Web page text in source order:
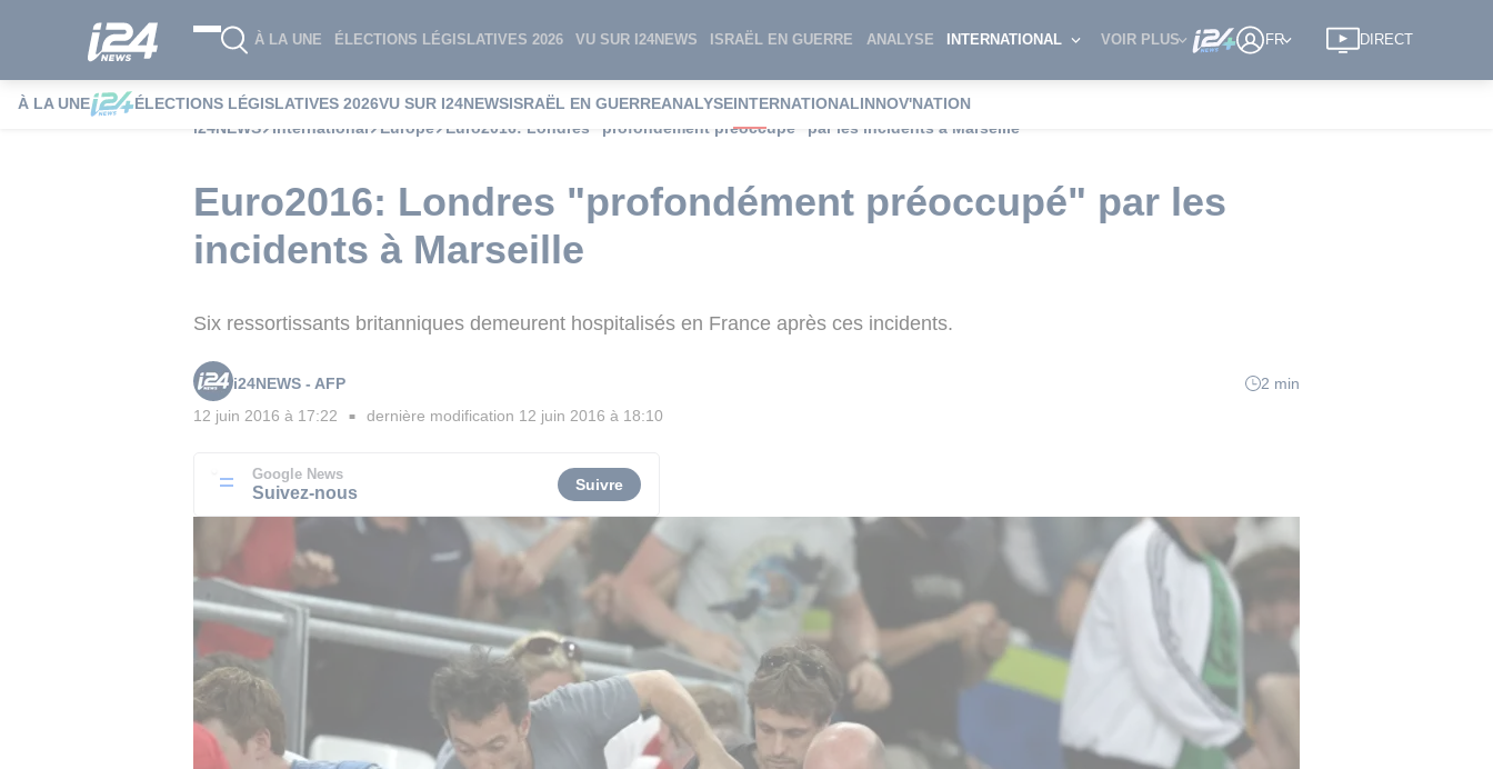
À LA UNE ÉLECTIONS LÉGISLATIVES 2026 VU SUR I24NEWS ISRAËL EN GUERRE ANALYSE INTERNATIONAL VOIR PLUS FR DIRECT
À LA UNE ÉLECTIONS LÉGISLATIVES 2026VU SUR I24NEWSISRAËL EN GUERREANALYSEINTERNATIONALINNOV'NATION
i24NEWS
International Europe Euro2016: Londres "profondément préoccupé" par les incidents à Marseille
Euro2016: Londres "profondément préoccupé" par les
incidents à Marseille
Six ressortissants britanniques demeurent hospitalisés en France après ces incidents.
i24NEWS - AFP
2 min
12 juin 2016 à 17:22 ■ dernière modification 12 juin 2016 à 18:10
Google News
Suivez-nous Suivre